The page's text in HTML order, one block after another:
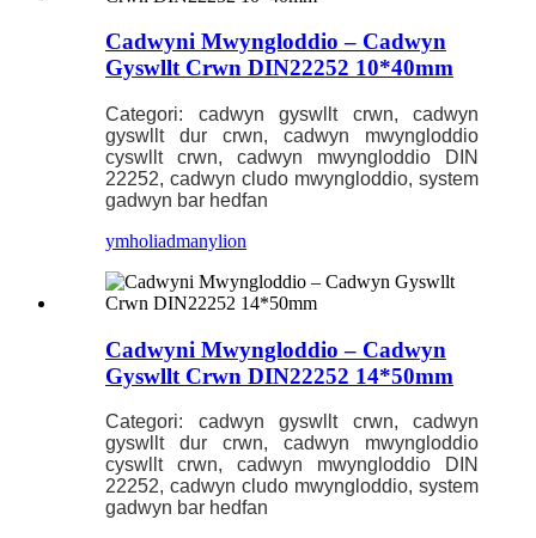
Cadwyni Mwyngloddio – Cadwyn
Gyswllt Crwn DIN22252 10*40mm
Categori: cadwyn gyswllt crwn, cadwyn
gyswllt dur crwn, cadwyn mwyngloddio
cyswllt crwn, cadwyn mwyngloddio DIN
22252, cadwyn cludo mwyngloddio, system
gadwyn bar hedfan
ymholiadmanylion
Cadwyni Mwyngloddio – Cadwyn
Gyswllt Crwn DIN22252 14*50mm
Categori: cadwyn gyswllt crwn, cadwyn
gyswllt dur crwn, cadwyn mwyngloddio
cyswllt crwn, cadwyn mwyngloddio DIN
22252, cadwyn cludo mwyngloddio, system
gadwyn bar hedfan